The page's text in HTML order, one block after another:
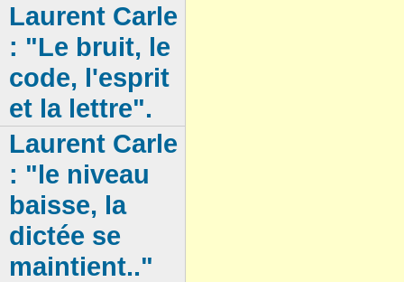
Laurent Carle
: "Le bruit, le
code, l'esprit
et la lettre".
Laurent Carle
: "le niveau
baisse, la
dictée se
maintient.."